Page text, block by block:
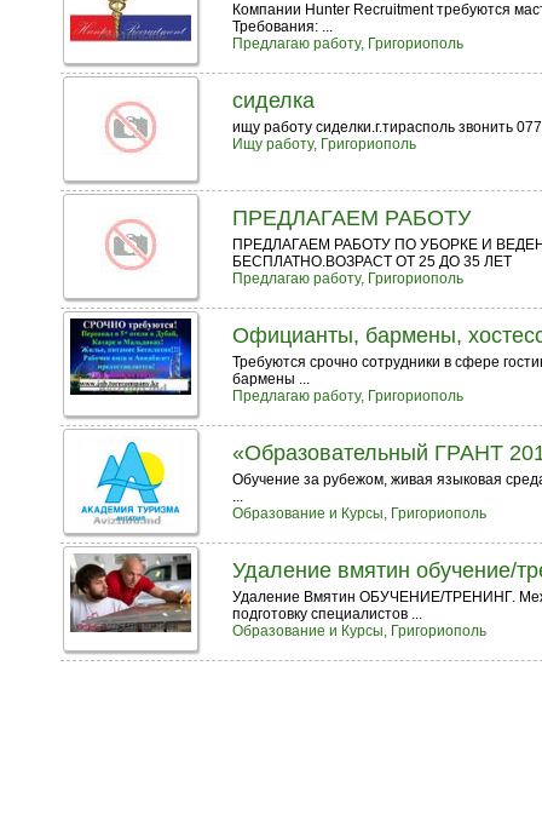
Компании Hunter Recruitment требуются
Требования: ...
Предлагаю работу, Григориополь
сиделка
ищу работу сиделки.г.тирасполь звонить
Ищу работу, Григориополь
ПРЕДЛАГАЕМ РАБОТУ
ПРЕДЛАГАЕМ РАБОТУ ПО УБОРКЕ И
БЕСПЛАТНО.ВОЗРАСТ ОТ 25 ДО 35 ЛЕТ
Предлагаю работу, Григориополь
Официанты, бармены,
Требуются срочно сотрудники в сфере
бармены ...
Предлагаю работу, Григориополь
«Образовательный ГРАНТ
Обучение за рубежом, живая языковая
...
Образование и Курсы, Григориополь
Удаление вмятин обучение/
Удаление Вмятин ОБУЧЕНИЕ/ТРЕНИНГ.
подготовку специалистов ...
Образование и Курсы, Григориополь